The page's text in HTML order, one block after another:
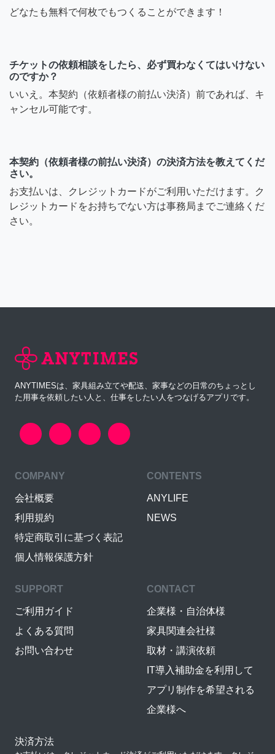
どなたも無料で何枚でもつくることができます！
チケットの依頼相談をしたら、必ず買わなくてはいけない
のですか？
いいえ。本契約（依頼者様の前払い決済）前であれば、キ
ャンセル可能です。
本契約（依頼者様の前払い決済）の決済方法を教えてくだ
さい。
お支払いは、クレジットカードがご利用いただけます。ク
レジットカードをお持ちでない方は事務局までご連絡くだ
さい。
ANYTIMESは、家具組み立てや配送、家事などの日常のちょっとし
た用事を依頼したい人と、仕事をしたい人をつなげるアプリです。
COMPANY
会社概要
利用規約
特定商取引に基づく表記
個人情報保護方針
CONTENTS
ANYLIFE
NEWS
SUPPORT
ご利用ガイド
よくある質問
お問い合わせ
CONTACT
企業様・自治体様
家具関連会社様
取材・講演依頼
IT導入補助金を利用して
アプリ制作を希望される
企業様へ
決済方法